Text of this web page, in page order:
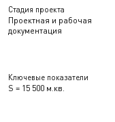
Стадия проекта
Проектная и рабочая
документация
Ключевые показатели
S = 15 500 м.кв.